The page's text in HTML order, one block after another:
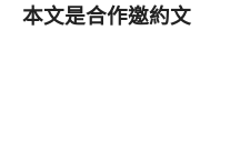
本文是合作邀約文